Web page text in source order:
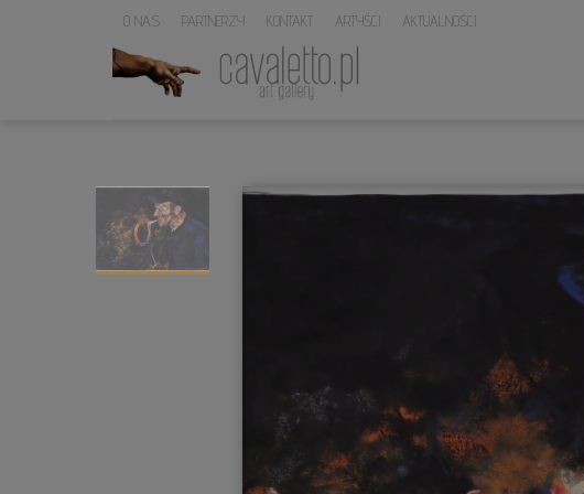
O NAS PARTNERZY KONTAKT ARTYŚCI AKTUALNOŚCI